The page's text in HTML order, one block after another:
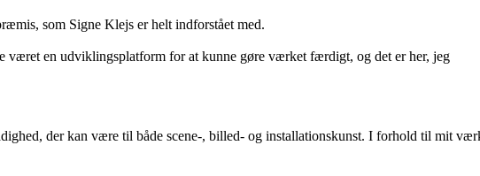
som Signe Klejs er helt indforstået med.
været en udviklingsplatform for at kunne gøre værket færdigt, og det er her, jeg
der kan være til både scene-, billed- og installationskunst. I forhold til mit